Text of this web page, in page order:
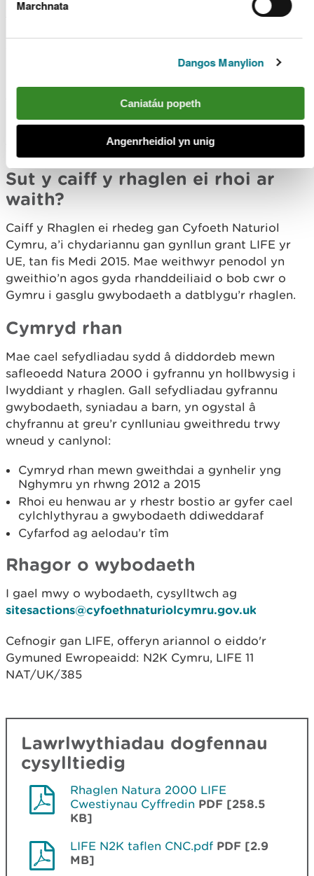
Marchnata
Dangos Manylion
Caniatáu popeth
Angenrheidiol yn unig
sy’n byw yn y wlad hon a rhai ymfudol, er enghraifft
maen nhw’n dirywio ac mewn cyflwr gwael. Felly,
mae gweithredu mewn modd pendant a chydlynol
Sut y caiff y rhaglen ei rhoi ar
waith?
Caiff y Rhaglen ei rhedeg gan Cyfoeth Naturiol
Cymru, a’i chydariannu gan gynllun grant LIFE yr
UE, tan fis Medi 2015. Mae weithwyr penodol yn
gweithio’n agos gyda rhanddeiliaid o bob cwr o
Gymru i gasglu gwybodaeth a datblygu’r rhaglen.
Cymryd rhan
Mae cael sefydliadau sydd â diddordeb mewn
safleoedd Natura 2000 i gyfrannu yn hollbwysig i
lwyddiant y rhaglen. Gall sefydliadau gyfrannu
gwybodaeth, syniadau a barn, yn ogystal â
chyfrannu at greu’r cynlluniau gweithredu trwy
wneud y canlynol:
Cymryd rhan mewn gweithdai a gynhelir yng
Nghymru yn rhwng 2012 a 2015
Rhoi eu henwau ar y rhestr bostio ar gyfer cael
cylchlythyrau a gwybodaeth ddiweddaraf
Cyfarfod ag aelodau’r tîm
Rhagor o wybodaeth
I gael mwy o wybodaeth, cysylltwch ag
sitesactions@cyfoethnaturiolcymru.gov.uk
Cefnogir gan LIFE, offeryn ariannol o eiddo'r
Gymuned Ewropeaidd: N2K Cymru, LIFE 11
NAT/UK/385
Lawrlwythiadau dogfennau
cysylltiedig
Rhaglen Natura 2000 LIFE
Cwestiynau Cyffredin PDF [258.5
KB]
LIFE N2K taflen CNC.pdf PDF [2.9
MB]